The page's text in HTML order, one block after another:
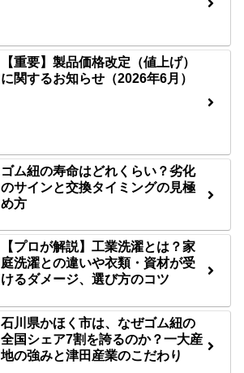
【重要】製品価格改定（値上げ）
に関するお知らせ（2026年6月）
ゴム紐の寿命はどれくらい？劣化
のサインと交換タイミングの見極
め方
【プロが解説】工業洗濯とは？家
庭洗濯との違いや衣類・資材が受
けるダメージ、選び方のコツ
石川県かほく市は、なぜゴム紐の
全国シェア7割を誇るのか？一大産
地の強みと津田産業のこだわり